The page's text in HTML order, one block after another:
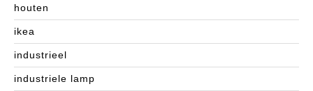
houten
ikea
industrieel
industriele lamp